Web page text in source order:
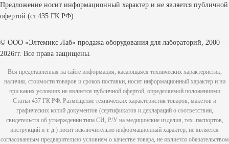
Предложение носит информационный характер и не является публичной
офертой (ст.435 ГК РФ)
© ООО «Элтемикс Лаб» продажа оборудования для лабораторий, 2000—
2026гг. Все права защищены.
Вся представленная на сайте информация, касающаяся технических характеристик,
наличия, стоимости товаров и сроков поставки, носит информационный характер и ни
при каких условиях не является публичной офертой, определяемой положениями
Статьи 437 ГК РФ. Размещение технических характеристик товаров, макетов и
графических копий документов (сертификатов и деклараций о соответствии,
свидетельств об утверждении типа СИ, Р/У на медицинские изделия, тех. паспортов,
инструкций и т. д.) носит исключительно информационный характер, не является
согласованным предварительно условием о качестве товара, не является обязательством